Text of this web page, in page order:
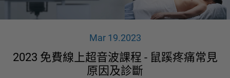
X-CUBE 90
X-CUBE i9
Mar 19.2023
2023 免費線上超音波課程 - 鼠蹊疼痛常見
原因及診斷